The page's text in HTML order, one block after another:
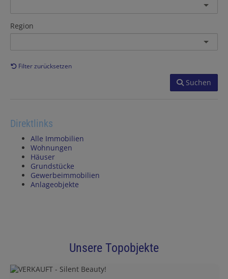
Region
Filter zurücksetzen
Suchen
Direktlinks
Alle Immobilien
Wohnungen
Häuser
Grundstücke
Gewerbeimmobilien
Anlageobjekte
Unsere Topobjekte